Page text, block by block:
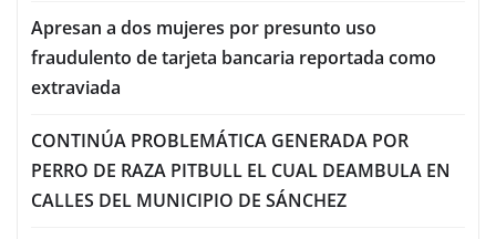
Apresan a dos mujeres por presunto uso
fraudulento de tarjeta bancaria reportada como
extraviada
CONTINÚA PROBLEMÁTICA GENERADA POR
PERRO DE RAZA PITBULL EL CUAL DEAMBULA EN
CALLES DEL MUNICIPIO DE SÁNCHEZ